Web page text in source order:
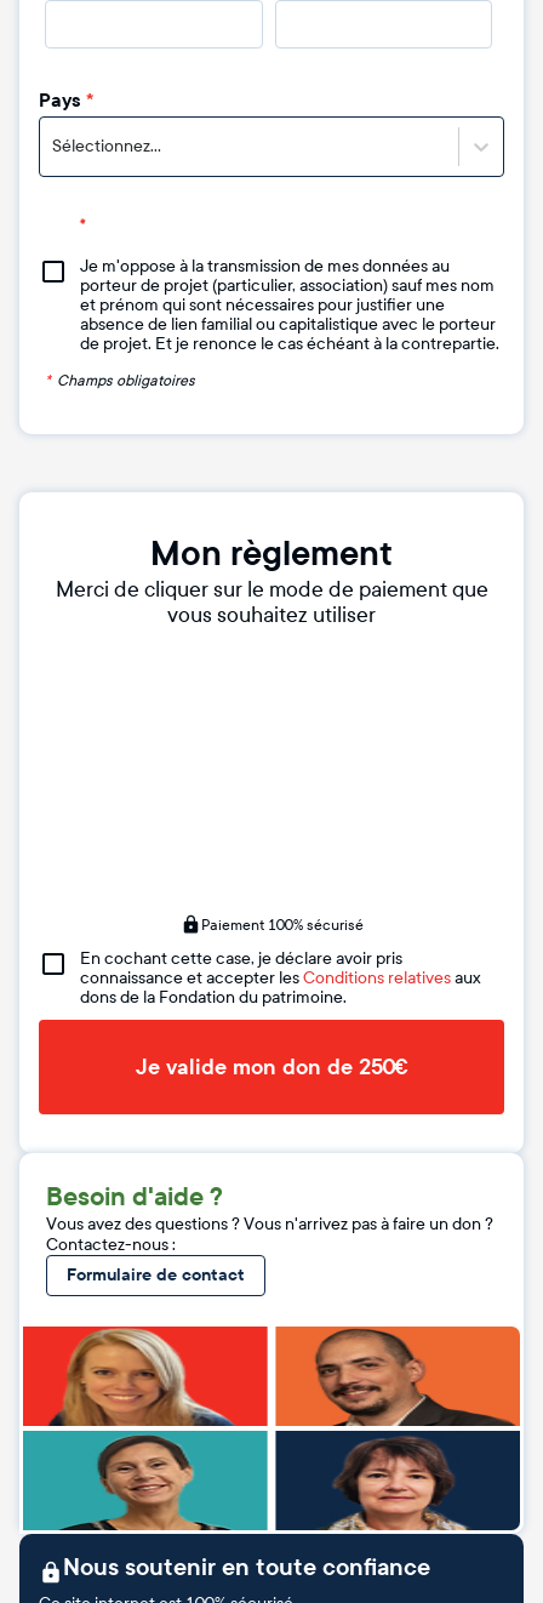
Pays *
Sélectionnez...
Je m'oppose à la transmission de mes données au
porteur de projet (particulier, association) sauf mes nom
et prénom qui sont nécessaires pour justifier une
absence de lien familial ou capitalistique avec le porteur
de projet. Et je renonce le cas échéant à la contrepartie.
* Champs obligatoires
Mon règlement
Merci de cliquer sur le mode de paiement que
vous souhaitez utiliser
Paiement 100% sécurisé
En cochant cette case, je déclare avoir pris
connaissance et accepter lesConditions relativesaux
dons de la Fondation du patrimoine.
Je valide mon don de 250€
Besoin d'aide ?
Vous avez des questions ? Vous n'arrivez pas à faire un don ?
Contactez-nous :
Formulaire de contact
Nous soutenir en toute confiance